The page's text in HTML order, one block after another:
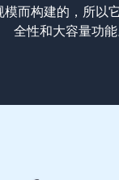
而构建的，所以
全性和大容量功能